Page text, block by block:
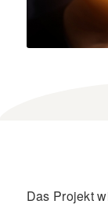
Das Projekt